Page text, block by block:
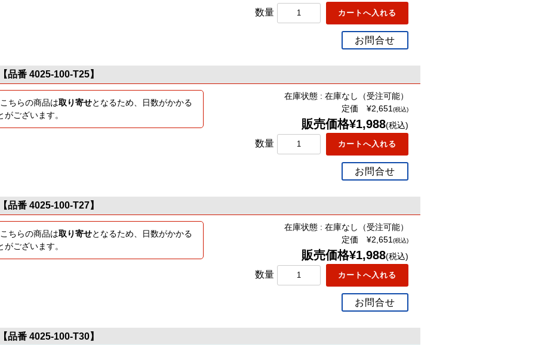
数量
お問合せ
品番 4025-100-T25】
こちらの商品は取り寄せとなるため、日数がかかる
がございます。
在庫状態 : 在庫なし（受注可能）
定価 ¥2,651 (税込)
販売価格¥1,988(税込)
数量
お問合せ
品番 4025-100-T27】
こちらの商品は取り寄せとなるため、日数がかかる
がございます。
在庫状態 : 在庫なし（受注可能）
定価 ¥2,651 (税込)
販売価格¥1,988(税込)
数量
お問合せ
品番 4025-100-T30】